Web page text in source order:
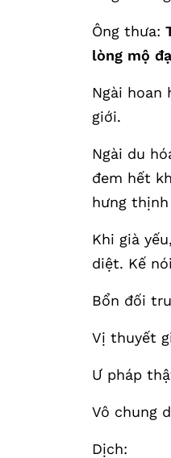
Ông thưa:
lòng mộ
Ngài
giới.
Ngài du
đem hết
hưng
Khi già
diệt. Kế
Bổn đối
Vị thuyết
Ư pháp
Vô chung
Dịch: